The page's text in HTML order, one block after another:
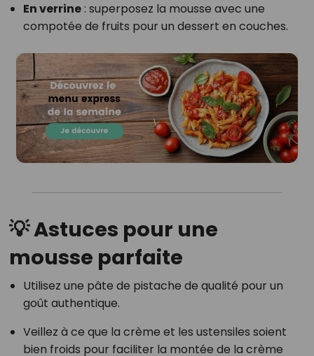
En verrine: superposez la mousse avec une
compotée de fruits pour un dessert en couches.​
💡 Astuces pour une
mousse parfaite
Utilisez une pâte de pistache de qualité pour un
goût authentique.
Veillez à ce que la crème et les ustensiles soient
bien froids pour faciliter la montée de la crème